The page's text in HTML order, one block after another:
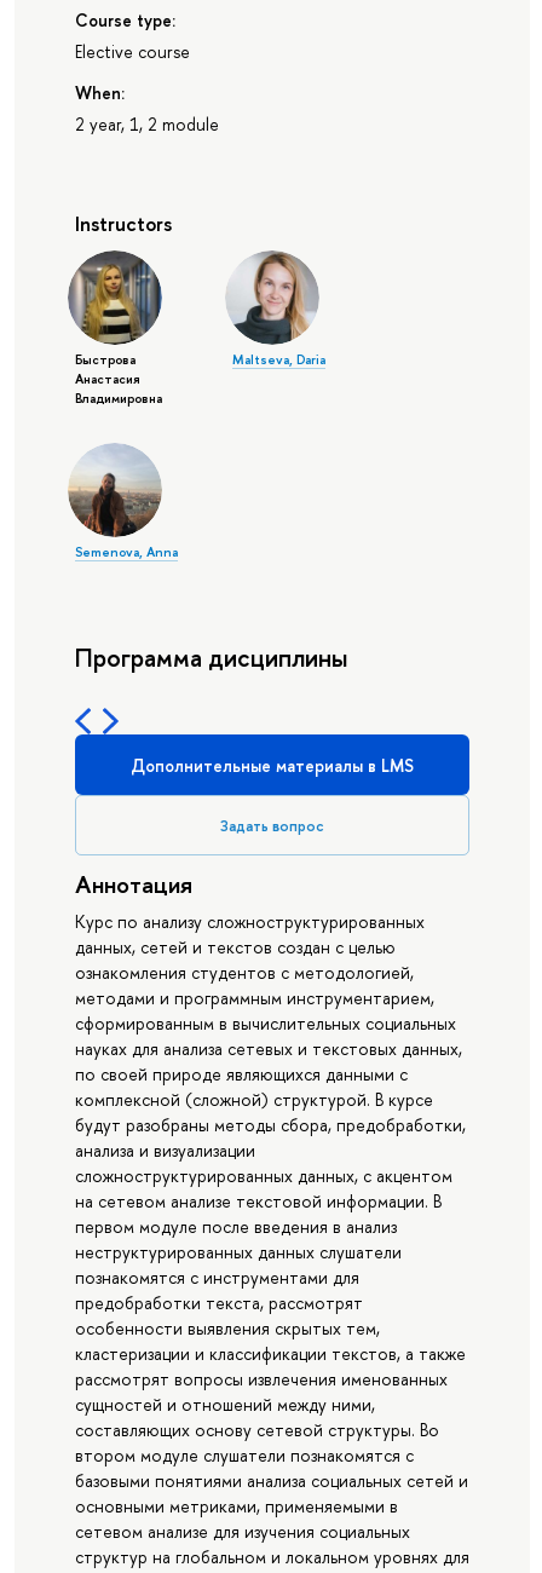
Course type:
Elective course
When:
2 year, 1, 2 module
Instructors
Быстрова
Анастасия
Владимировна
Maltseva, Daria
Semenova, Anna
Программа дисциплины
Дополнительные материалы в LMS
Задать вопрос
Аннотация
Курс по анализу сложноструктурированных
данных, сетей и текстов создан с целью
ознакомления студентов с методологией,
методами и программным инструментарием,
сформированным в вычислительных социальных
науках для анализа сетевых и текстовых данных,
по своей природе являющихся данными с
комплексной (сложной) структурой. В курсе
будут разобраны методы сбора, предобработки,
анализа и визуализации
сложноструктурированных данных, с акцентом
на сетевом анализе текстовой информации. В
первом модуле после введения в анализ
неструктурированных данных слушатели
познакомятся с инструментами для
предобработки текста, рассмотрят
особенности выявления скрытых тем,
кластеризации и классификации текстов, а также
рассмотрят вопросы извлечения именованных
сущностей и отношений между ними,
составляющих основу сетевой структуры. Во
втором модуле слушатели познакомятся с
базовыми понятиями анализа социальных сетей и
основными метриками, применяемыми в
сетевом анализе для изучения социальных
структур на глобальном и локальном уровнях для